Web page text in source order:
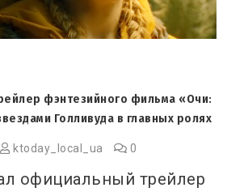
фэнтезийного фильма «Очи:
Голливуда в главных ролях
ktoday_local_ua 0
официальный трейлер